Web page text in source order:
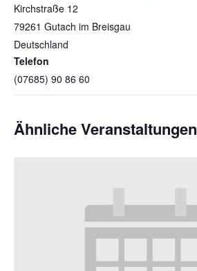
Kirchstraße 12
79261 Gutach im Breisgau
Deutschland
Telefon
(07685) 90 86 60
Ähnliche Veranstaltungen